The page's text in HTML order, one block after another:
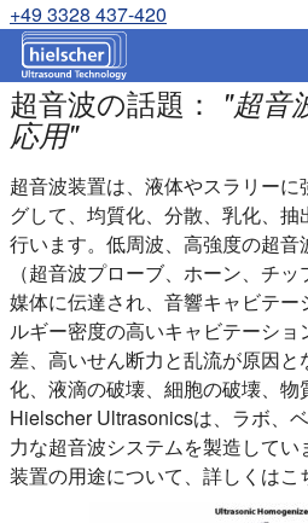
+49 3328 437-420
超音波の話題： "超音
応用"
超音波装置は、液体やスラリー
グして、均質化、分散、乳化、
行います。低周波、高強度の超
（超音波プローブ、ホーン、チ
媒体に伝達され、音響キャビテ
ルギー密度の高いキャビテーシ
差、高いせん断力と乱流が原因
化、液滴の破壊、細胞の破壊、物
Hielscher Ultrasonicsは、ラボ、
力な超音波システムを製造して
装置の用途について、詳しくはこ